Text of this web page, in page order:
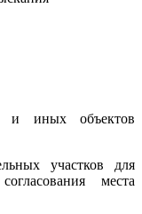
и иных объектов
участков для
места